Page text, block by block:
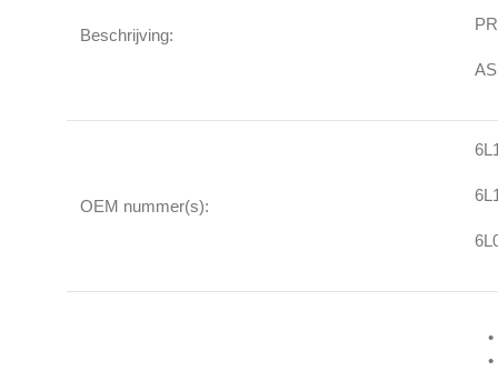
Beschrijving:
OEM nummer(s):